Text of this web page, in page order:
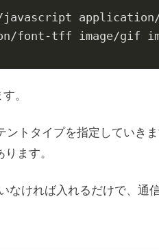
font-tff image/gif
。
トタイプを指定していき
ます。
なければ入れるだけで、通